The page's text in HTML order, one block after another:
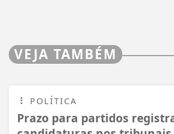
VEJA TAMBÉM
POLÍTICA
Prazo para partidos